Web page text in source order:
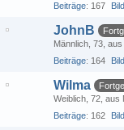
Beiträge 167
JohnB
Männlich 73 aus
Beiträge 164
Wilma
Weiblich 72 aus
Beiträge 162